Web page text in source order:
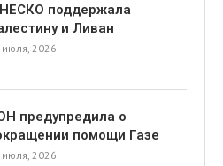
поддержала
и Ливан
июля, 2026
предупредила о
помощи Газе
июля, 2026